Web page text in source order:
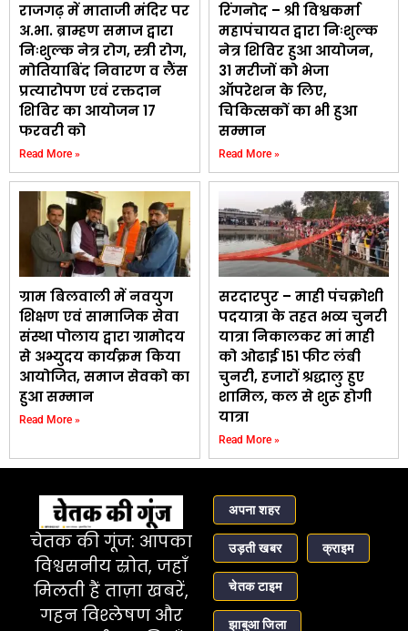
राजगढ़ में माताजी मंदिर पर
अ.भा. ब्राम्हण समाज द्वारा
निःशुल्क नेत्र रोग, स्त्री रोग,
मोतियाबिंद निवारण व लैंस
प्रत्यारोपण एवं रक्तदान
शिविर का आयोजन 17
फरवरी को
Read More »
रिंगनोद – श्री विश्वकर्मा
महापंचायत द्वारा निःशुल्क
नेत्र शिविर हुआ आयोजन,
31 मरीजों को भेजा
ऑपरेशन के लिए,
चिकित्सकों का भी हुआ
सम्मान
Read More »
ग्राम बिलवाली में नवयुग
शिक्षण एवं सामाजिक सेवा
संस्था पोलाय द्वारा ग्रामोदय
से अभ्युदय कार्यक्रम किया
आयोजित, समाज सेवको का
हुआ सम्मान
Read More »
सरदारपुर – माही पंचक्रोशी
पदयात्रा के तहत भव्य चुनरी
यात्रा निकालकर मां माही
को ओढाई 151 फीट लंबी
चुनरी, हजारों श्रद्धालु हुए
शामिल, कल से शुरू होगी
यात्रा
Read More »
चेतक की गूंज: आपका
विश्वसनीय स्रोत, जहाँ
मिलती हैं ताज़ा खबरें,
गहन विश्लेषण और
अपना शहर
उड़ती खबर क्राइम
चेतक टाइम
झाबुआ जिला